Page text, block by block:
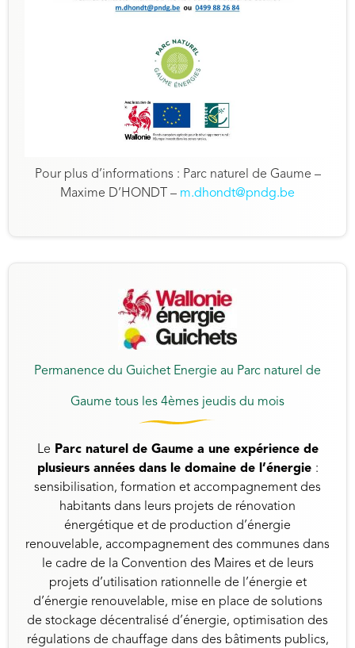
Pour plus d’informations : Parc naturel de Gaume –
Maxime D’HONDT – m.dhondt@pndg.be
Permanence du Guichet Energie au Parc naturel de
Gaume tous les 4èmes jeudis du mois
Le Parc naturel de Gaumea une expérience de
plusieurs années dans le domaine de l’énergie :
sensibilisation, formation et accompagnement des
habitants dans leurs projets de rénovation
énergétique et de production d’énergie
renouvelable, accompagnement des communes dans
le cadre de la Convention des Maires et de leurs
projets d’utilisation rationnelle de l’énergie et
d’énergie renouvelable, mise en place de solutions
de stockage décentralisé d’énergie, optimisation des
régulations de chauffage dans des bâtiments publics,